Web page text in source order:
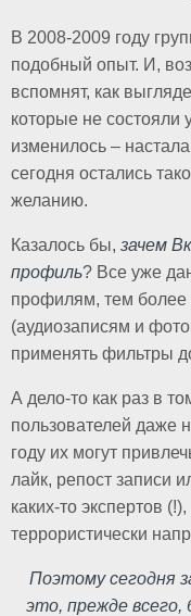
В 2008-2009 году
подобный опыт. И,
вспомнят, как
которые не состояли
изменилось –
сегодня остались
желанию.
Казалось бы, зачем
профиль? Все уже
профилям, тем более
(аудиозаписям и
применять фильтры
А дело-то как раз в
пользователей даже
году их могут
лайк, репост записи
каких-то экспертов
террористически
Поэтому сегодня
это, прежде всего,